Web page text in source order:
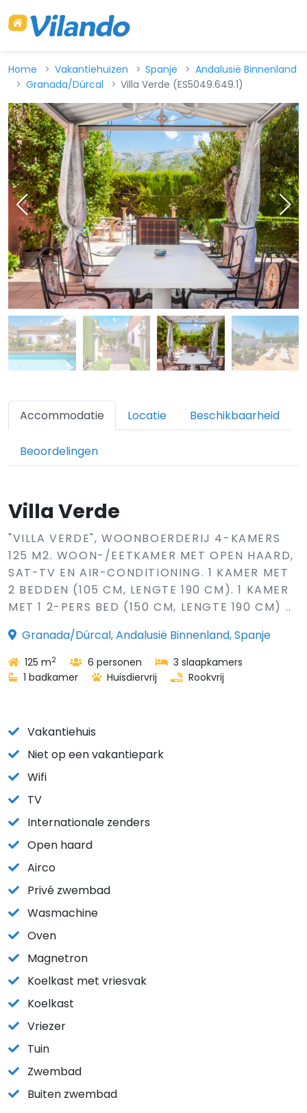
Home Vakantiehuizen Spanje
Andalusië Binnenland
Granada/Dúrcal
Villa Verde (ES5049.649.1)
Accommodatie Locatie Beschikbaarheid
Beoordelingen
Villa Verde
"VILLA VERDE", WOONBOERDERIJ 4-KAMERS
125 M2. WOON-/EETKAMER MET OPEN HAARD,
SAT-TV EN AIR-CONDITIONING. 1 KAMER MET
2 BEDDEN (105 CM, LENGTE 190 CM). 1 KAMER
MET 1 2-PERS BED (150 CM, LENGTE 190 CM) ..
Granada/Dúrcal, Andalusië Binnenland, Spanje
125 m2 6 personen
3 slaapkamers
1 badkamer
Huisdiervrij Rookvrij
Vakantiehuis
Niet op een vakantiepark
Wifi
TV
Internationale zenders
Open haard
Airco
Privé zwembad
Wasmachine
Oven
Magnetron
Koelkast met vriesvak
Koelkast
Vriezer
Tuin
Zwembad
Buiten zwembad